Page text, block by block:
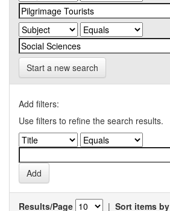
Start a new search
Add filters:
Use filters to refine the search results.
Results/Page | Sort items by